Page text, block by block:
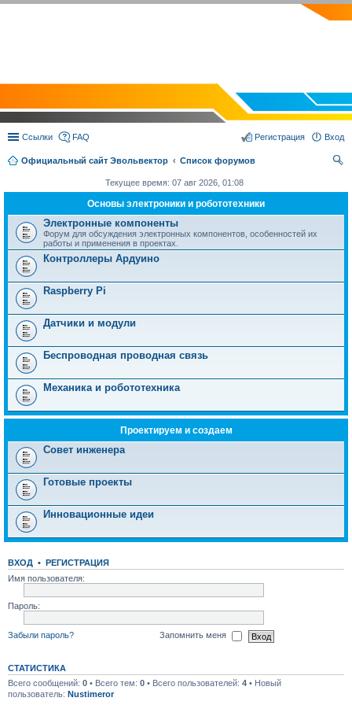
Ссылки FAQ Вход
Регистрация
Официальный сайт Эвольвектор
Список форумов
Текущее время: 07 авг 2026, 01:08
Основы электроники и робототехники
Электронные компоненты
Форум для обсуждения электронных компонентов, особенностей их
работы и применения в проектах.
Контроллеры Ардуино
Raspberry Pi
Датчики и модули
Беспроводная проводная связь
Механика и робототехника
Проектируем и создаем
Совет инженера
Готовые проекты
Инновационные идеи
ВХОД • РЕГИСТРАЦИЯ
Имя пользователя:
Пароль:
Забыли пароль? Запомнить меня
СТАТИСТИКА
Всего сообщений: 0 • Всего тем: 0 • Всего пользователей: 4 • Новый
пользователь: Nustimeror